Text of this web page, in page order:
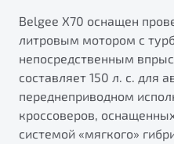
X70
Автомобили в
Тест-драйв
Автокредит
Спецпредложения
Будьте еще более уверены
"Помощь на дорогах"
Преимущества
Belgee X70 оснащен
литровым мотором с
непосредственным
составляет 150 л. с. для
переднеприводном
кроссоверов,
системой «мягкого»